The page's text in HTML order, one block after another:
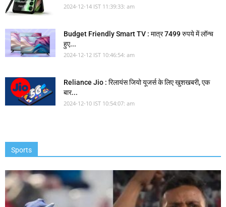
2024-12-14 IST 11:39:33: am
Budget Friendly Smart TV : मात्र 7499 रुपये में लॉन्च
हुए...
2024-12-12 IST 10:46:54: am
Reliance Jio : रिलायंस जियो यूजर्स के लिए खुशखबरी, एक
बार...
2024-12-10 IST 10:54:07: am
Sports